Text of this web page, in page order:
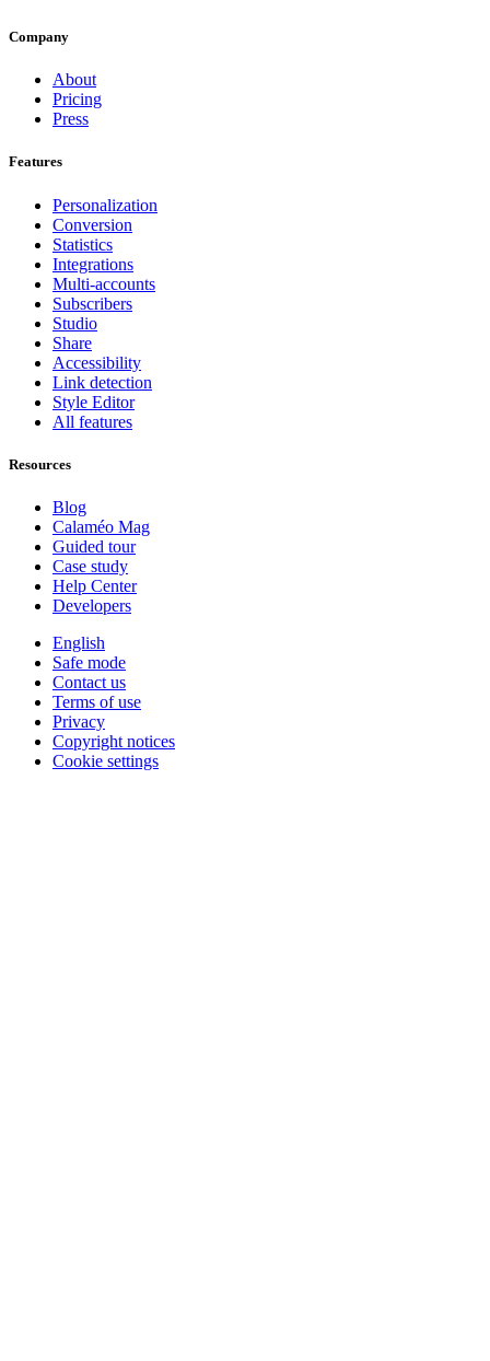
Company
About
Pricing
Press
Features
Personalization
Conversion
Statistics
Integrations
Multi-accounts
Subscribers
Studio
Share
Accessibility
Link detection
Style Editor
All features
Resources
Blog
Calaméo Mag
Guided tour
Case study
Help Center
Developers
English
Safe mode
Contact us
Terms of use
Privacy
Copyright notices
Cookie settings